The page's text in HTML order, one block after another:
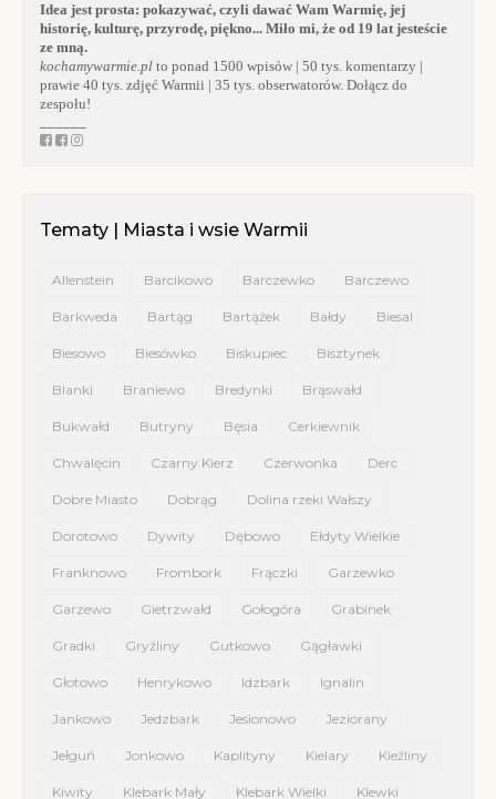
Idea jest prosta: pokazywać, czyli dawać Wam Warmię, jej
historię, kulturę, przyrodę, piękno... Miło mi, że od 19 lat jesteście
ze mną.
kochamywarmie.pl to ponad 1500 wpisów | 50 tys. komentarzy |
prawie 40 tys. zdjęć Warmii | 35 tys. obserwatorów. Dołącz do
zespołu!
Tematy | Miasta i wsie Warmii
Allenstein Barcikowo Barczewko Barczewo
Barkweda Bartąg Bartążek Bałdy Biesal
Biesowo Biesówko Biskupiec Bisztynek
Blanki Braniewo Bredynki Brąswałd
Bukwałd Butryny Bęsia Cerkiewnik
Chwalęcin Czarny Kierz Czerwonka Derc
Dobre Miasto Dobrąg Dolina rzeki Wałszy
Dorotowo Dywity Dębowo Ełdyty Wielkie
Franknowo Frombork Frączki Garzewko
Garzewo Gietrzwałd Gołogóra Grabinek
Gradki Gryźliny Gutkowo Gągławki
Głotowo Henrykowo Idzbark Ignalin
Jankowo Jedzbark Jesionowo Jeziorany
Jełguń Jonkowo Kaplityny Kielary Kieźliny
Kiwity Klebark Mały Klebark Wielki Klewki